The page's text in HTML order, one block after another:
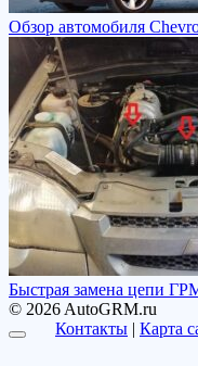
Обзор автомобиля
Быстрая замена цепи
© 2026 AutoGRM.ru
Контакты | Карта